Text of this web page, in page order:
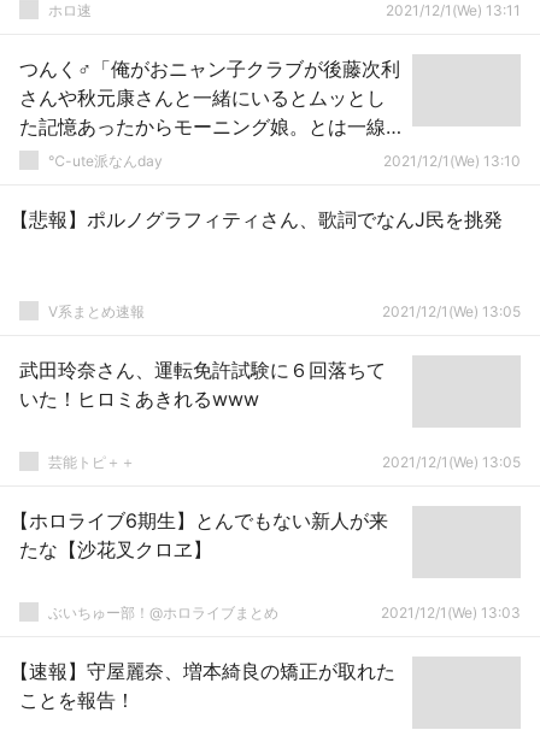
ホロ速 2021/12/1(We) 13:11
つんく♂「俺がおニャン子クラブが後藤次利
さんや秋元康さんと一緒にいるとムッとし
た記憶あったからモーニング娘。とは一線
引いてた」
℃-ute派なんday 2021/12/1(We) 13:10
【悲報】ポルノグラフィティさん、歌詞でなんJ民を挑発
V系まとめ速報 2021/12/1(We) 13:05
武田玲奈さん、運転免許試験に６回落ちて
いた！ヒロミあきれるwww
芸能トピ＋＋ 2021/12/1(We) 13:05
【ホロライブ6期生】とんでもない新人が来
たな【沙花叉クロヱ】
ぶいちゅー部！@ホロライブまとめ 2021/12/1(We) 13:03
【速報】守屋麗奈、増本綺良の矯正が取れた
ことを報告！